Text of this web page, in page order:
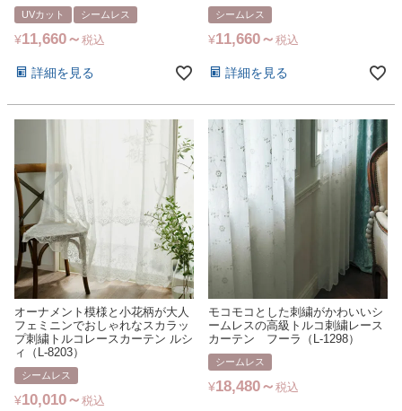
UVカット シームレス
¥11,660 税込
詳細を見る
シームレス
¥11,660 税込
詳細を見る
オーナメント模様と小花柄が大人
フェミニンでおしゃれなスカラッ
プ刺繍トルコレースカーテン ルシ
ィ（L-8203）
シームレス
¥10,010 税込
モコモコとした刺繍がかわいいシ
ームレスの高級トルコ刺繍レース
カーテン フーラ（L-1298）
シームレス
¥18,480 税込